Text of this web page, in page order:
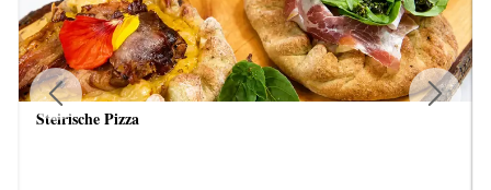
Steirische Pizza
Previous